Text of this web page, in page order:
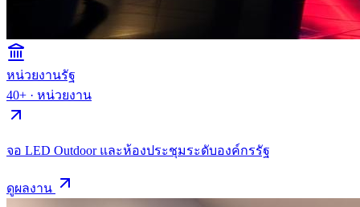
หน่วยงานรัฐ
40+ · หน่วยงาน
จอ LED Outdoor และห้องประชุมระดับองค์กรรัฐ
ดูผลงาน